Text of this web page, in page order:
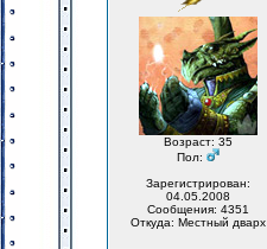
Возраст: 35
Пол:
Зарегистрирован:
04.05.2008
Сообщения: 4351
Откуда: Местный дварх